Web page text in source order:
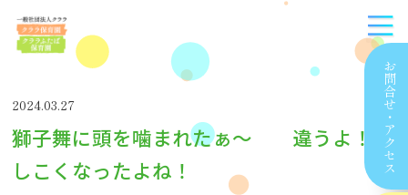
お問合せ
・
アクセス
2024.03.27
獅子舞に頭を噛まれたぁ〜 違うよ！か
しこくなったよね！